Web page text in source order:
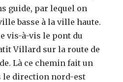
guide, par lequel on
basse à la ville haute.
vis-à-vis le pont du
Villard sur la route de
Là ce chemin fait un
le direction nord-est